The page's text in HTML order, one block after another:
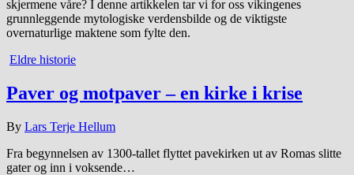
skjermene våre? I denne artikkelen tar vi for oss vikingenes
grunnleggende mytologiske verdensbilde og de viktigste
overnaturlige maktene som fylte den.
Eldre historie
Paver og motpaver – en kirke i krise
By Lars Terje Hellum
Fra begynnelsen av 1300-tallet flyttet pavekirken ut av Romas slitte
gater og inn i voksende…